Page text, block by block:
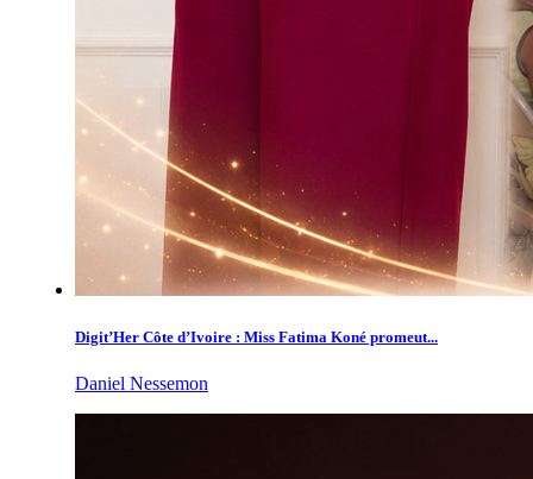
Digit’Her Côte d’Ivoire : Miss Fatima Koné promeut...
Daniel Nessemon